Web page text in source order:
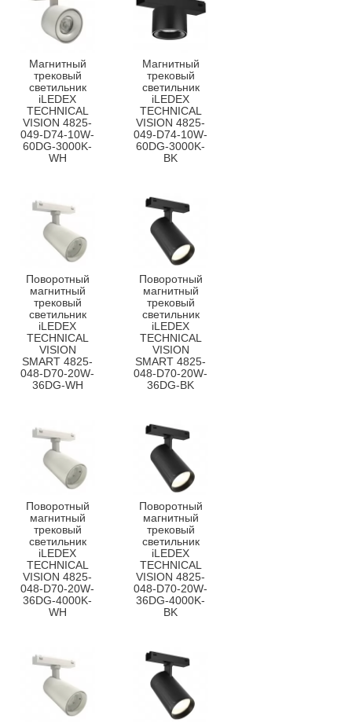
Магнитный
трековый
светильник
iLEDEX
TECHNICAL
VISION 4825-
049-D74-10W-
60DG-3000K-
WH
Магнитный
трековый
светильник
iLEDEX
TECHNICAL
VISION 4825-
049-D74-10W-
60DG-3000K-
BK
Поворотный
магнитный
трековый
светильник
iLEDEX
TECHNICAL
VISION
SMART 4825-
048-D70-20W-
36DG-WH
Поворотный
магнитный
трековый
светильник
iLEDEX
TECHNICAL
VISION
SMART 4825-
048-D70-20W-
36DG-BK
Поворотный
магнитный
трековый
светильник
iLEDEX
TECHNICAL
VISION 4825-
048-D70-20W-
36DG-4000K-
WH
Поворотный
магнитный
трековый
светильник
iLEDEX
TECHNICAL
VISION 4825-
048-D70-20W-
36DG-4000K-
BK